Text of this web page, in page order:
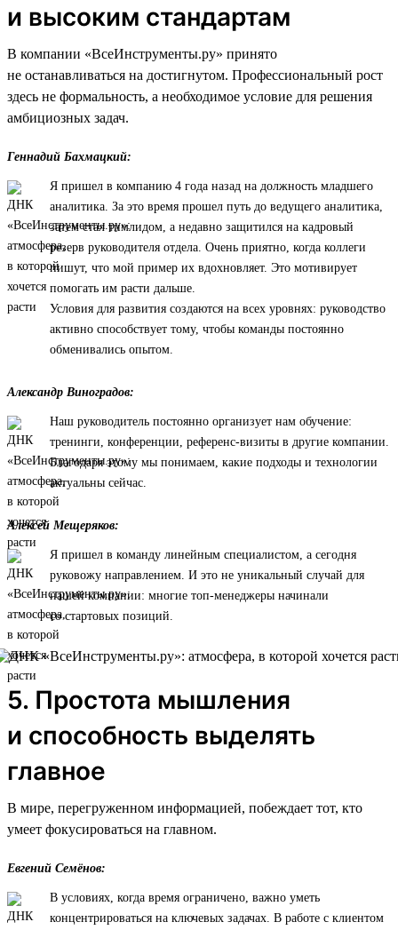
и высоким стандартам
В компании «ВсеИнструменты.ру» принято
не останавливаться на достигнутом. Профессиональный рост
здесь не формальность, а необходимое условие для решения
амбициозных задач.
Геннадий Бахмацкий:
Я пришел в компанию 4 года назад на должность младшего
аналитика. За это время прошел путь до ведущего аналитика,
затем стал тимлидом, а недавно защитился на кадровый
резерв руководителя отдела. Очень приятно, когда коллеги
пишут, что мой пример их вдохновляет. Это мотивирует
помогать им расти дальше.
Условия для развития создаются на всех уровнях: руководство
активно способствует тому, чтобы команды постоянно
обменивались опытом.
Александр Виноградов:
Наш руководитель постоянно организует нам обучение:
тренинги, конференции, референс-визиты в другие компании.
Благодаря этому мы понимаем, какие подходы и технологии
актуальны сейчас.
Алексей Мещеряков:
Я пришел в команду линейным специалистом, а сегодня
руковожу направлением. И это не уникальный случай для
нашей компании: многие топ-менеджеры начинали
со стартовых позиций.
5. Простота мышления
и способность выделять
главное
В мире, перегруженном информацией, побеждает тот, кто
умеет фокусироваться на главном.
Евгений Семёнов:
В условиях, когда время ограничено, важно уметь
концентрироваться на ключевых задачах. В работе с клиентом